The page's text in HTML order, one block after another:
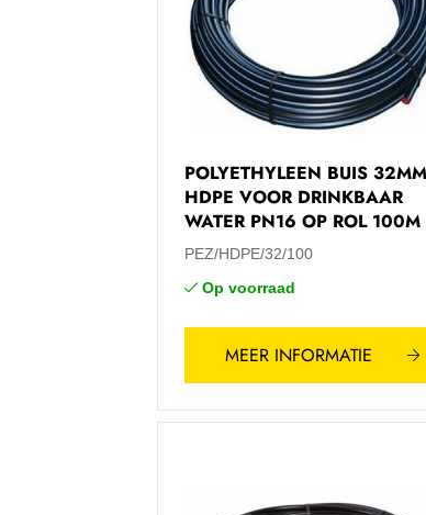
POLYETHYLEEN BUIS 32MM
HDPE VOOR DRINKBAAR
WATER PN16 OP ROL 100M
PEZ/HDPE/32/100
Op voorraad
MEER INFORMATIE